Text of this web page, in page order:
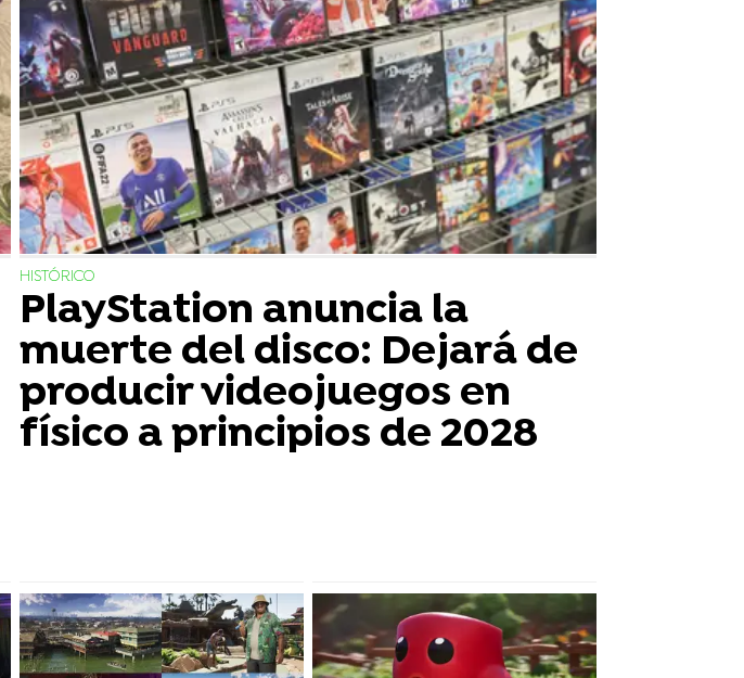
HISTÓRICO
PlayStation anuncia la
muerte del disco: Dejará de
producir videojuegos en
físico a principios de 2028